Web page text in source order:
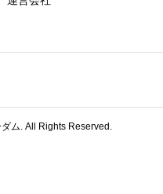
ム. All Rights Reserved.